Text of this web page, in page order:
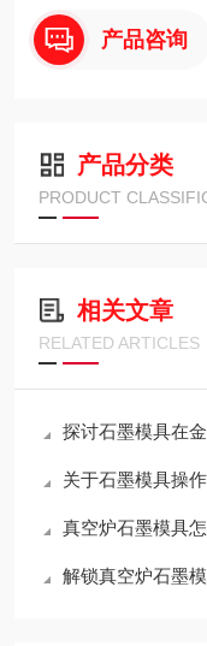
产品咨询
产品分类
PRODUCT
相关文章
RELATED ARTICLES
探讨石墨模具在
关于石墨模具操
真空炉石墨模具怎么
解锁真空炉石墨